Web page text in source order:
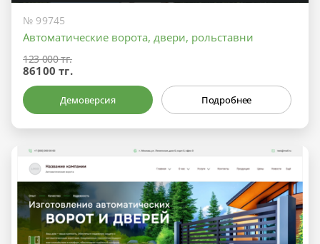
№ 99745
Автоматические ворота, двери, рольставни
123 000 тг.
86100 тг.
Демоверсия Подробнее